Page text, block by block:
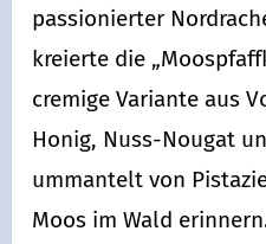
passionierter
kreierte die
cremige Variante aus
Honig, Nuss-Nougat
ummantelt von
Moos im Wald